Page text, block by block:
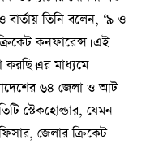
বার্তায় তিনি বলেন, ‘৯ ও
কনফারেন্স। এই
মাধ্যমে
৬৪ জেলা ও আট
স্টেকহোল্ডার, যেমন
জেলার ক্রিকেট